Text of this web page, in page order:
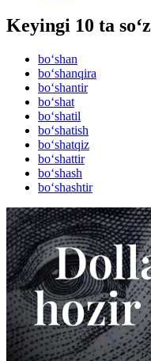
Keyingi 10 ta so‘z
bo‘shan
bo‘shanqira
bo‘shantir
bo‘shat
bo‘shatil
bo‘shatish
bo‘shatqiz
bo‘shattir
bo‘shash
bo‘shashtir